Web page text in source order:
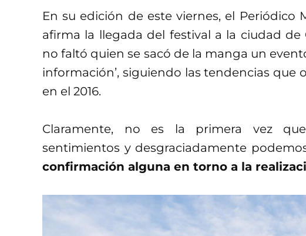
En su edición de este viernes, el
afirma la llegada del festival a la ciudad de
no faltó quien se sacó de la manga un
información’, siguiendo las tendencias que
en el 2016.
Claramente, no es la primera vez
sentimientos y desgraciadamente
confirmación alguna en torno a la